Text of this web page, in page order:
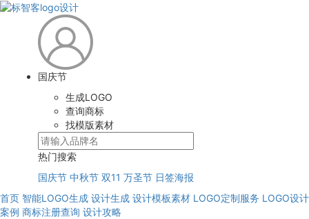
国庆节
生成LOGO
查询商标
找模版素材
热门搜索
国庆节 中秋节 双11 万圣节 日签海报
首页 智能LOGO生成 设计生成 设计模板素材 LOGO定制服务 LOGO设计
案例 商标注册查询 设计攻略